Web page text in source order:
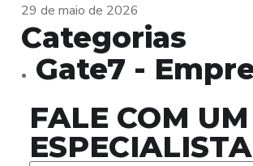
29 de maio de 2026
Categorias
Gate7 -
FALE COM UM
ESPECIALISTA